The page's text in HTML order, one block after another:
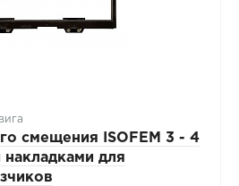
смещения ISOFEM 3 - 4
для